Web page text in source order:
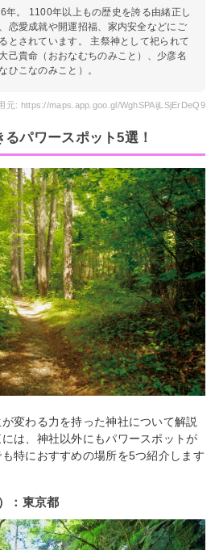
年。 1100年以上もの歴史を誇る由緒正し
恋愛成就や開運招福、家内安全などにご
とされています。 主祭神として祀られて
己貴命（おおなむちのみこと）、少彦名
ひこなのみこと）。
元: https://maps.app.goo.gl/WghSPAijLSjErDeQ9
パワースポット5選！
変わる力を持った神社について解説
は、神社以外にもパワースポットが
特におすすめの場所を5つ紹介します
：東京都